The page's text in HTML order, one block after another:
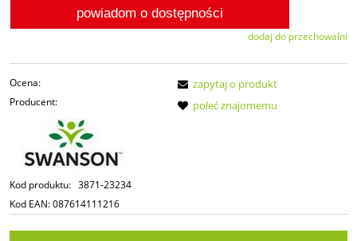
powiadom o dostępności
dodaj do przechowalni
Ocena:
Producent:
Kod produktu: 3871-23234
Kod EAN:087614111216
zapytaj o produkt
poleć znajomemu